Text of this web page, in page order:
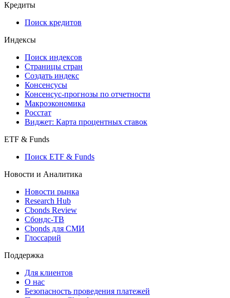
Кредиты
Поиск кредитов
Индексы
Поиск индексов
Страницы стран
Создать индекс
Консенсусы
Консенсус-прогнозы по отчетности
Макроэкономика
Росстат
Виджет: Карта процентных ставок
ETF & Funds
Поиск ETF & Funds
Новости и Аналитика
Новости рынка
Research Hub
Cbonds Review
Сбондс-ТВ
Cbonds для СМИ
Глоссарий
Поддержка
Для клиентов
О нас
Безопасность проведения платежей